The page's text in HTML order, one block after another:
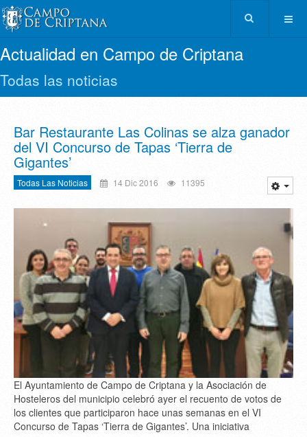
Actualidad en Campo de Criptana
Todas las noticias
Bar Restaurante Las Colinas se alza ganador
del VI Concurso de Tapas ‘Tierra de
Gigantes’
Todas Las Noticias 14 Dic 2016 11395
El Ayuntamiento de Campo de Criptana y la Asociación de
Hosteleros del municipio celebró ayer el recuento de votos de
los clientes que participaron hace unas semanas en el VI
Concurso de Tapas ‘Tierra de Gigantes’. Una iniciativa